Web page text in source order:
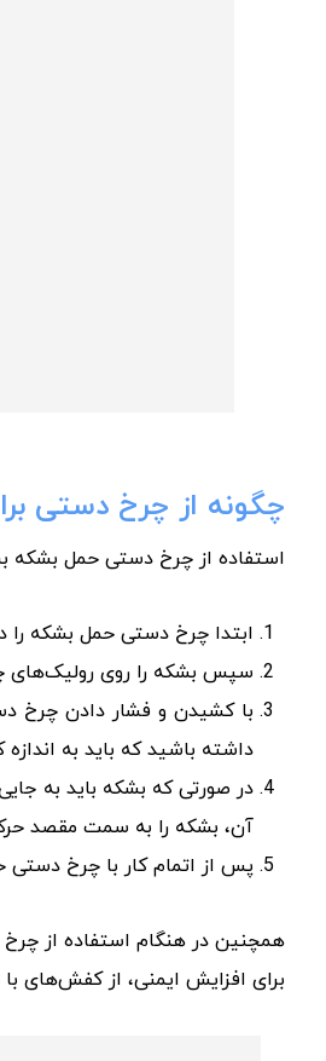
چگونه از چرخ دستی
استفاده از چرخ دستی حمل بشکه
ابتدا چرخ دستی حمل بشکه را
سپس بشکه را روی رولیک‌های
با کشیدن و فشار دادن چرخ
داشته باشید که باید به
در صورتی که بشکه باید به
آن، بشکه را به سمت مقصد
پس از اتمام کار با چرخ دستی
همچنین در هنگام استفاده از
برای افزایش ایمنی، از کفش‌های